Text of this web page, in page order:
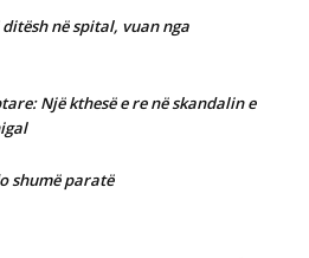
në spital, vuan nga
Një kthesë e re në skandalin e
shumë paratë